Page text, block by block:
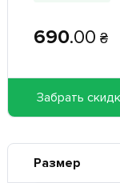
690.00 ₴
Забрать
Размер